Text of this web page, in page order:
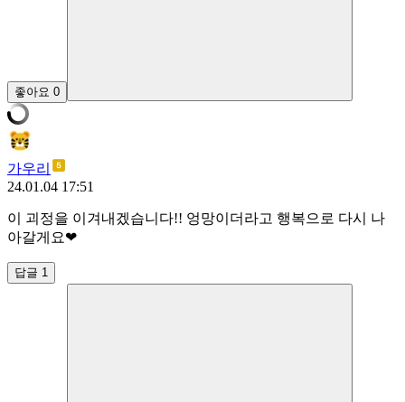
좋아요 0
가우리
24.01.04 17:51
이 괴정을 이겨내겠습니다!! 엉망이더라고 행복으로 다시 나
아갈게요❤
답글 1